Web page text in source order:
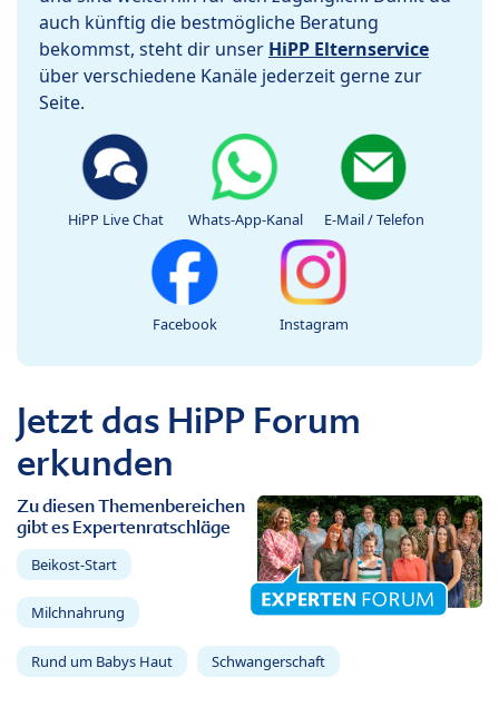
auch künftig die bestmögliche Beratung
bekommst, steht dir unser HiPP Elternservice
über verschiedene Kanäle jederzeit gerne zur
Seite.
HiPP Live Chat Whats-App-Kanal E-Mail / Telefon
Facebook Instagram
Jetzt das HiPP Forum
erkunden
Zu diesen Themenbereichen
gibt es Expertenratschläge
Beikost-Start
Milchnahrung
Rund um Babys Haut Schwangerschaft